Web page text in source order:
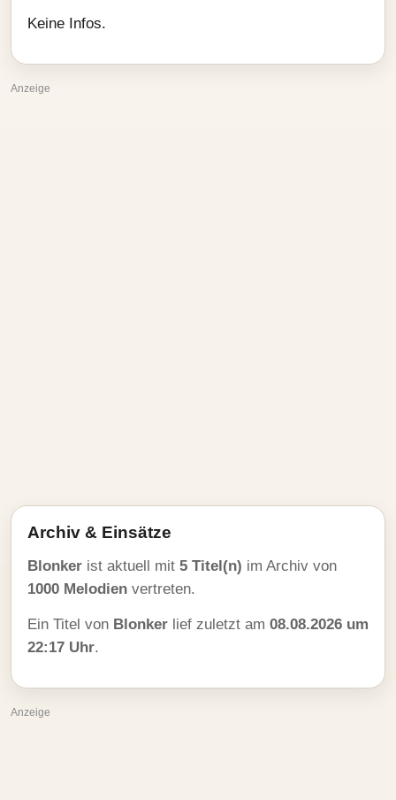
Keine Infos.
Anzeige
Archiv & Einsätze
Blonker ist aktuell mit 5 Titel(n) im Archiv von
1000 Melodien vertreten.
Ein Titel von Blonker lief zuletzt am 08.08.2026 um
22:17 Uhr.
Anzeige